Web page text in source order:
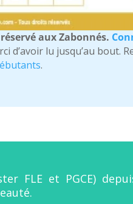
aux Zabonnés.
d’avoir lu jusqu’au bout.
.
FLE et PGCE)